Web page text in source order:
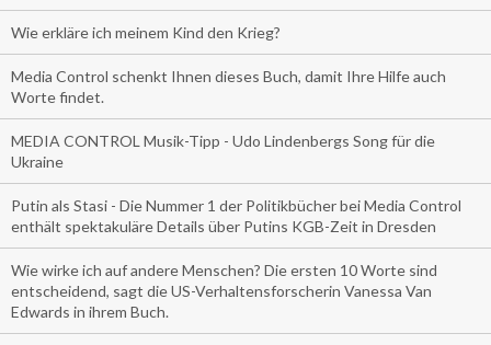
Wie erkläre ich meinem Kind den Krieg?
Media Control schenkt Ihnen dieses Buch, damit Ihre Hilfe auch
Worte findet.
MEDIA CONTROL Musik-Tipp - Udo Lindenbergs Song für die
Ukraine
Putin als Stasi - Die Nummer 1 der Politikbücher bei Media Control
enthält spektakuläre Details über Putins KGB-Zeit in Dresden
Wie wirke ich auf andere Menschen? Die ersten 10 Worte sind
entscheidend, sagt die US-Verhaltensforscherin Vanessa Van
Edwards in ihrem Buch.